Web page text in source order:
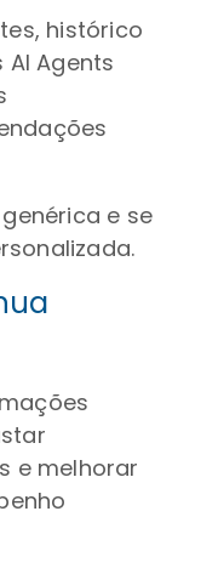
histórico
Agents
e se
e melhorar